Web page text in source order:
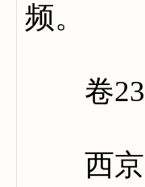
频。
卷
西京安